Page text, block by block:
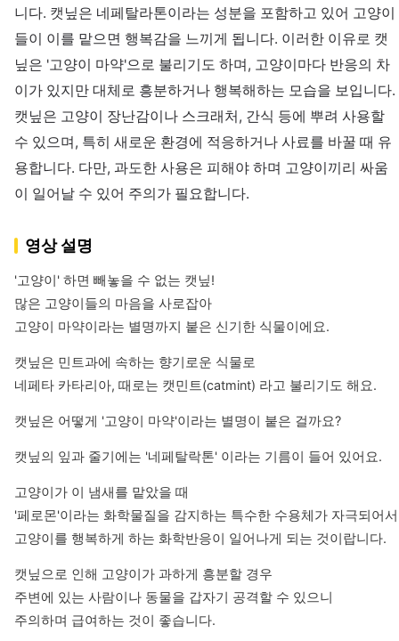
니다. 캣닢은 네페탈라톤이라는 성분을 포함하고 있어 고양이
들이 이를 맡으면 행복감을 느끼게 됩니다. 이러한 이유로 캣
닢은 '고양이 마약'으로 불리기도 하며, 고양이마다 반응의 차
이가 있지만 대체로 흥분하거나 행복해하는 모습을 보입니다.
캣닢은 고양이 장난감이나 스크래처, 간식 등에 뿌려 사용할
수 있으며, 특히 새로운 환경에 적응하거나 사료를 바꿀 때 유
용합니다. 다만, 과도한 사용은 피해야 하며 고양이끼리 싸움
이 일어날 수 있어 주의가 필요합니다.
영상 설명
'고양이' 하면 빼놓을 수 없는 캣닢!
많은 고양이들의 마음을 사로잡아
고양이 마약이라는 별명까지 붙은 신기한 식물이에요.
캣닢은 민트과에 속하는 향기로운 식물로
네페타 카타리아, 때로는 캣민트(catmint) 라고 불리기도 해요.
캣닢은 어떻게 '고양이 마약'이라는 별명이 붙은 걸까요?
캣닢의 잎과 줄기에는 '네페탈락톤' 이라는 기름이 들어 있어요.
고양이가 이 냄새를 맡았을 때
'페로몬'이라는 화학물질을 감지하는 특수한 수용체가 자극되어서
고양이를 행복하게 하는 화학반응이 일어나게 되는 것이랍니다.
캣닢으로 인해 고양이가 과하게 흥분할 경우
주변에 있는 사람이나 동물을 갑자기 공격할 수 있으니
주의하며 급여하는 것이 좋습니다.